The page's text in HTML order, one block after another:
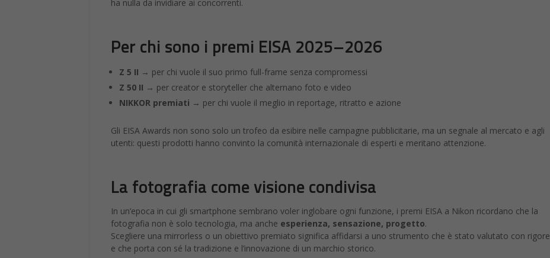
ha nulla da invidiare ai concorrenti.
Per chi sono i premi EISA 2025–2026
Z 5 II → per chi vuole il suo primo full-frame senza compromessi
Z 50 II → per creator e storyteller che alternano foto e video
NIKKOR premiati → per chi vuole il meglio in reportage, ritratto e azione
Gli EISA Awards non sono solo un trofeo da esibire nelle campagne pubblicitarie, ma un segnale al mercato e agli
utenti: questi prodotti hanno convinto la comunità internazionale di esperti e meritano attenzione.
La fotografia come visione condivisa
In un’epoca in cui gli smartphone sembrano voler inglobare ogni funzione, i premi EISA a Nikon ricordano che la
fotografia non è solo tecnologia, ma anche esperienza, sensazione, progetto.
Scegliere una mirrorless o un obiettivo premiato significa affidarsi a uno strumento che è stato valutato con rigore
e che porta con sé la tradizione e l’innovazione di un marchio storico.